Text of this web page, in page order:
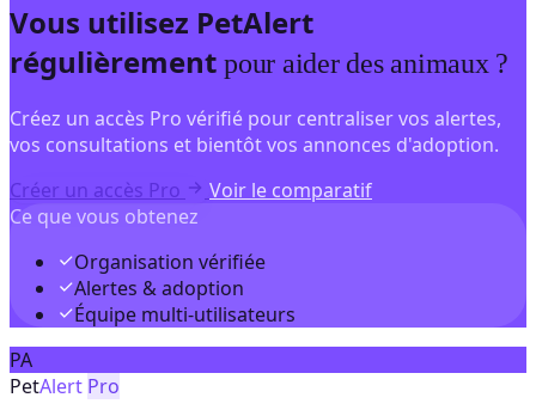
Vous utilisez PetAlert
régulièrement pour aider des animaux ?
Créez un accès Pro vérifié pour centraliser vos alertes,
vos consultations et bientôt vos annonces d'adoption.
Créer un accès Pro
Voir le comparatif
Ce que vous obtenez
Organisation vérifiée
Alertes & adoption
Équipe multi-utilisateurs
PA
PetAlert Pro